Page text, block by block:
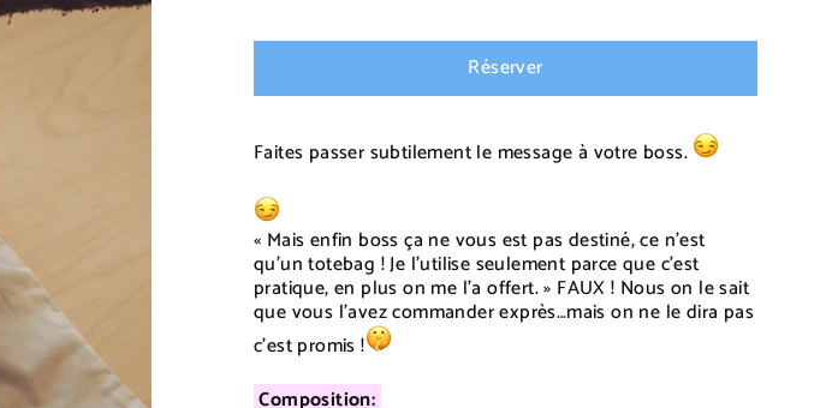
Réserver
Faites passer subtilement le message à votre boss.
« Mais enfin boss ça ne vous est pas destiné, ce n’est
qu’un totebag ! Je l’utilise seulement parce que c’est
pratique, en plus on me l’a offert. » FAUX ! Nous on le sait
que vous l’avez commander exprès…mais on ne le dira pas
c’est promis !
Composition: